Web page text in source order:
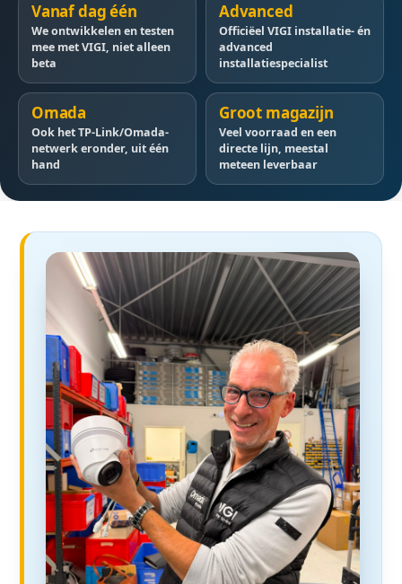
Vanaf dag één
We ontwikkelen en testen
mee met VIGI, niet alleen
beta
Advanced
Officiëel VIGI installatie- én
advanced
installatiespecialist
Omada
Ook het TP-Link/Omada-
netwerk eronder, uit één
hand
Groot magazijn
Veel voorraad en een
directe lijn, meestal
meteen leverbaar